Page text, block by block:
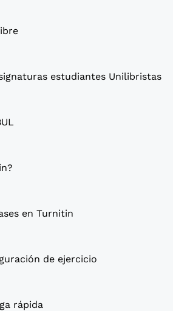
estudiantes Unilibristas
en Turnitin
de ejercicio
rápida